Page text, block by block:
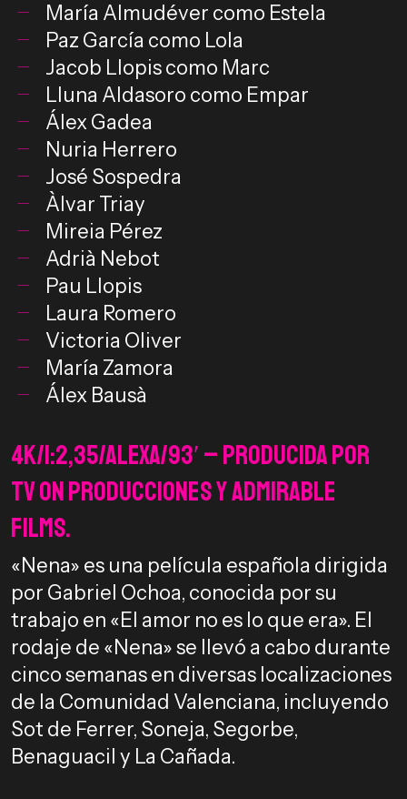
María Almudéver como Estela
Paz García como Lola
Jacob Llopis como Marc
Lluna Aldasoro como Empar
Álex Gadea
Nuria Herrero
José Sospedra
Àlvar Triay
Mireia Pérez
Adrià Nebot
Pau Llopis
Laura Romero
Victoria Oliver
María Zamora
Álex Bausà
4k/1:2,35/Alexa/93′ – Producida por
TV ON Producciones y Admirable
Films.
«Nena» es una película española dirigida
por Gabriel Ochoa, conocida por su
trabajo en «El amor no es lo que era». El
rodaje de «Nena» se llevó a cabo durante
cinco semanas en diversas localizaciones
de la Comunidad Valenciana, incluyendo
Sot de Ferrer, Soneja, Segorbe,
Benaguacil y La Cañada.